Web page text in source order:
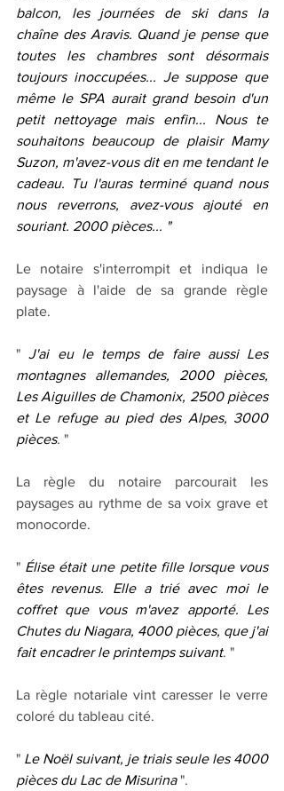
balcon, les journées de ski dans la
chaîne des Aravis. Quand je pense que
toutes les chambres sont désormais
toujours inoccupées... Je suppose que
même le SPA aurait grand besoin d'un
petit nettoyage mais enfin... Nous te
souhaitons beaucoup de plaisir Mamy
Suzon, m'avez-vous dit en me tendant le
cadeau. Tu l'auras terminé quand nous
nous reverrons, avez-vous ajouté en
souriant. 2000 pièces... "
Le notaire s'interrompit et indiqua le
paysage à l'aide de sa grande règle
plate.
" J'ai eu le temps de faire aussi Les
montagnes allemandes, 2000 pièces,
Les Aiguilles de Chamonix, 2500 pièces
et Le refuge au pied des Alpes, 3000
pièces. "
La règle du notaire parcourait les
paysages au rythme de sa voix grave et
monocorde.
" Élise était une petite fille lorsque vous
êtes revenus. Elle a trié avec moi le
coffret que vous m'avez apporté. Les
Chutes du Niagara, 4000 pièces, que j'ai
fait encadrer le printemps suivant. "
La règle notariale vint caresser le verre
coloré du tableau cité.
" Le Noël suivant, je triais seule les 4000
pièces du Lac de Misurina ".